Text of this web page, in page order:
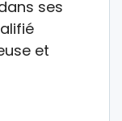
ses
et